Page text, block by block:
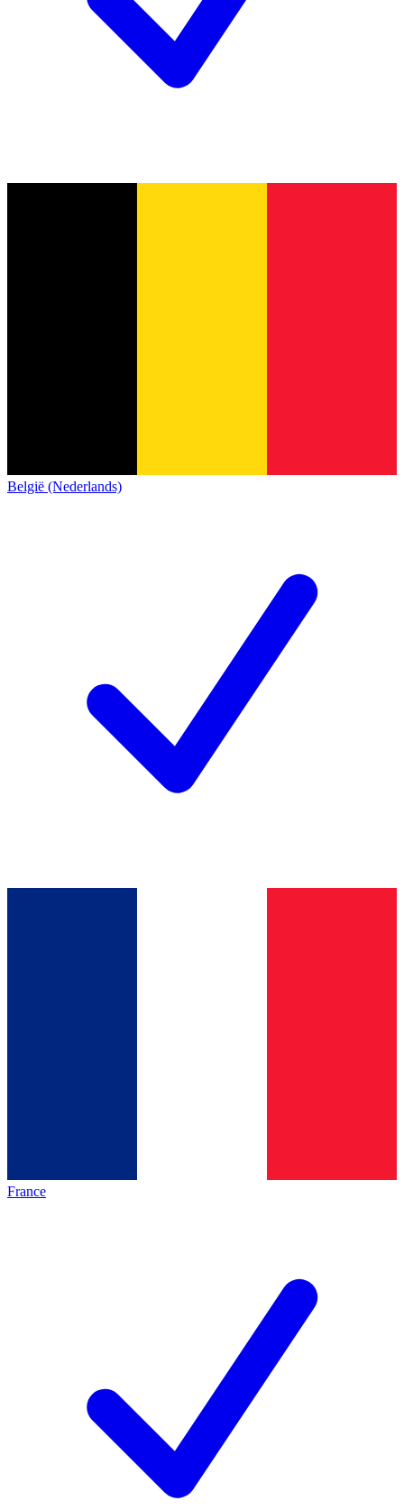
België (Nederlands)
France